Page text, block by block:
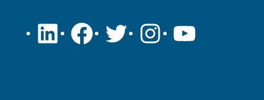
LinkedIn
Facebook
TwitterInstagram
YouTube